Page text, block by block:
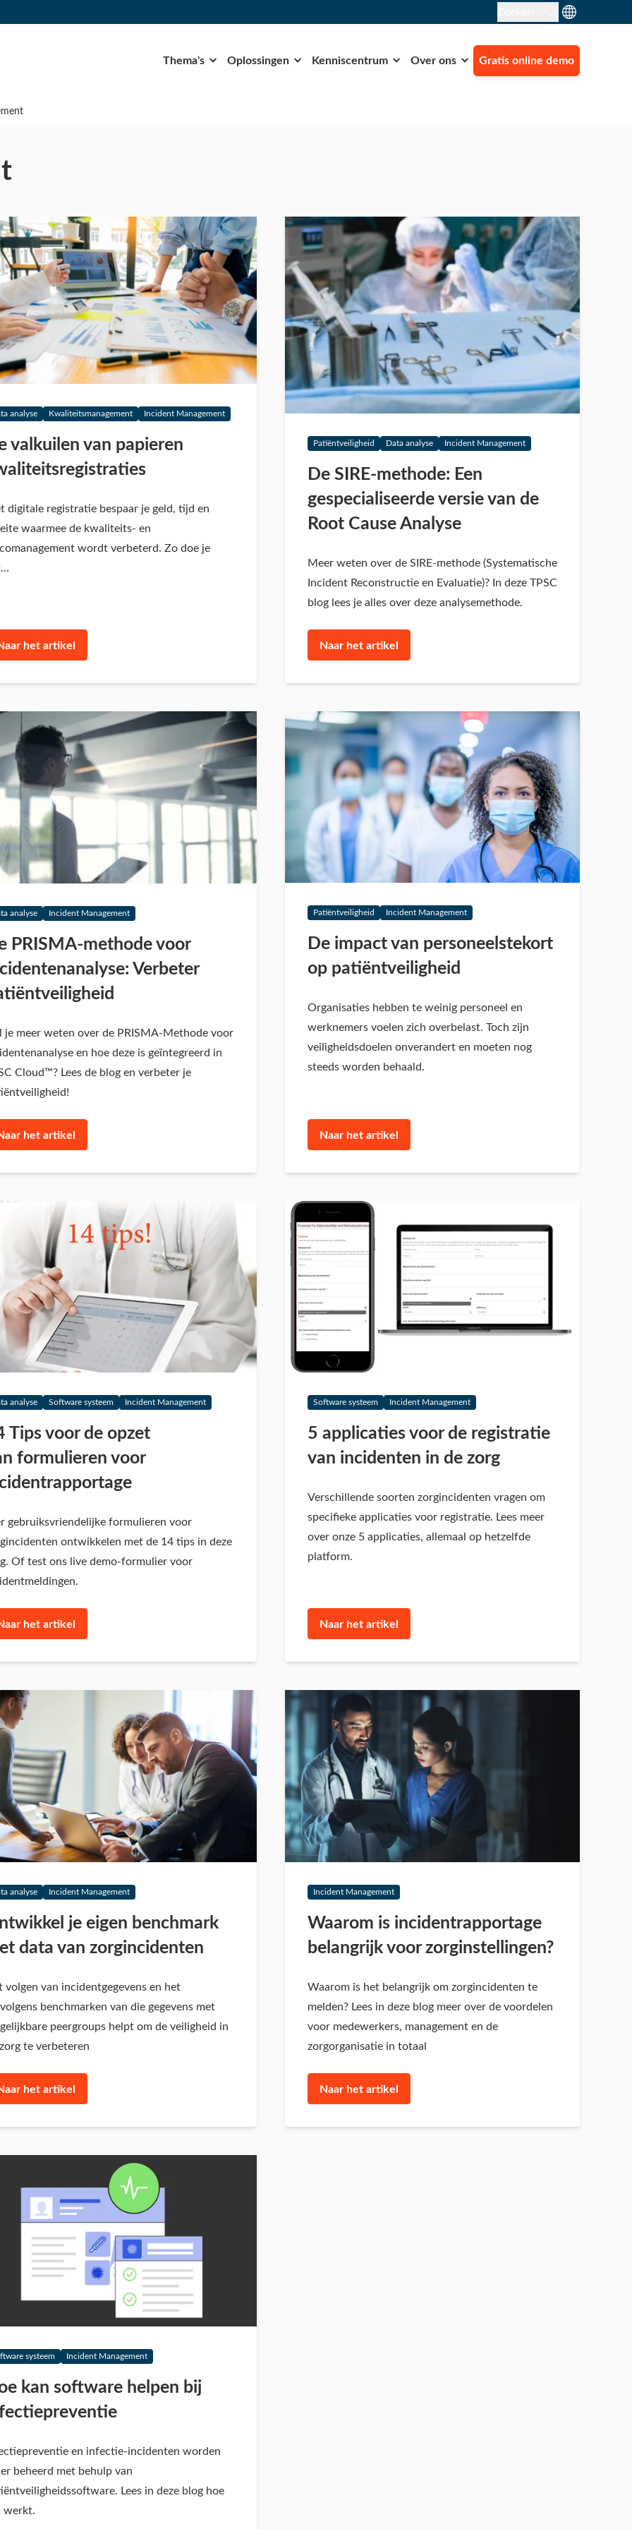
Thema's Oplossingen Kenniscentrum Over ons Gratis online demo
analyse Kwaliteitsmanagement Incident Management
valkuilen van papieren
digitale registratie bespaar je geld, tijd en
waarmee de kwaliteits- en
wordt verbeterd. Zo doe je
het artikel
Patiëntveiligheid Data analyse Incident Management
De SIRE-methode: Een
gespecialiseerde versie van de
Root Cause Analyse
Meer weten over de SIRE-methode (Systematische
Incident Reconstructie en Evaluatie)? In deze TPSC
blog lees je alles over deze analysemethode.
Naar het artikel
analyse Incident Management
PRISMA-methode voor
Verbeter
je meer weten over de PRISMA-Methode voor
en hoe deze is geïntegreerd in
Cloud™? Lees de blog en verbeter je
het artikel
Patiëntveiligheid Incident Management
De impact van personeelstekort
op patiëntveiligheid
Organisaties hebben te weinig personeel en
werknemers voelen zich overbelast. Toch zijn
veiligheidsdoelen onverandert en moeten nog
steeds worden behaald.
Naar het artikel
analyse Software systeem Incident Management
Tips voor de opzet
formulieren voor
gebruiksvriendelijke formulieren voor
ontwikkelen met de 14 tips in deze
Of test ons live demo-formulier voor
het artikel
Software systeem Incident Management
5 applicaties voor de registratie
van incidenten in de zorg
Verschillende soorten zorgincidenten vragen om
specifieke applicaties voor registratie. Lees meer
over onze 5 applicaties, allemaal op hetzelfde
platform.
Naar het artikel
analyse Incident Management
je eigen benchmark
data van zorgincidenten
volgen van incidentgegevens en het
benchmarken van die gegevens met
peergroups helpt om de veiligheid in
te verbeteren
het artikel
Incident Management
Waarom is incidentrapportage
belangrijk voor zorginstellingen?
Waarom is het belangrijk om zorgincidenten te
melden? Lees in deze blog meer over de voordelen
voor medewerkers, management en de
zorgorganisatie in totaal
Naar het artikel
systeem Incident Management
kan software helpen bij
en infectie-incidenten worden
beheerd met behulp van
Lees in deze blog hoe
werkt.